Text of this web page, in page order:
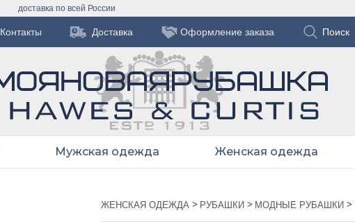
доставка по всей России
Контакты Доставка Оформление заказа
Мужская одежда Женская одежда
ЖЕНСКАЯ ОДЕЖДА > РУБАШКИ > МОДНЫЕ РУБАШКИ >